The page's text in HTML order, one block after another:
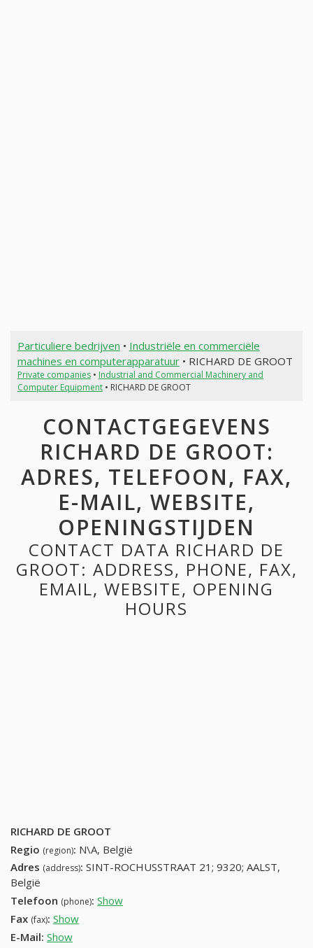
Particuliere bedrijven • Industriële en commerciële
machines en computerapparatuur• RICHARD DE GROOT
Private companies• Industrial and Commercial Machinery and
Computer Equipment• RICHARD DE GROOT
CONTACTGEGEVENS
RICHARD DE GROOT:
ADRES, TELEFOON, FAX,
E-MAIL, WEBSITE,
OPENINGSTIJDEN
CONTACT DATA RICHARD DE
GROOT: ADDRESS, PHONE, FAX,
EMAIL, WEBSITE, OPENING
HOURS
RICHARD DE GROOT
Regio (region): N\A, België
Adres (address): SINT-ROCHUSSTRAAT 21; 9320; AALST,
België
Telefoon (phone): Show
Fax (fax): Show
E-Mail: Show